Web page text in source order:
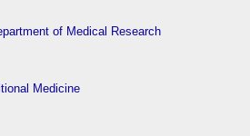
of Medical Research
Medicine